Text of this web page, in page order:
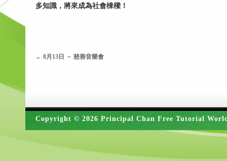
多知識，將來成為社會棟樑！
← 8月13日 － 慈善音樂會
Copyright © 2026 Principal Chan Free Tutorial